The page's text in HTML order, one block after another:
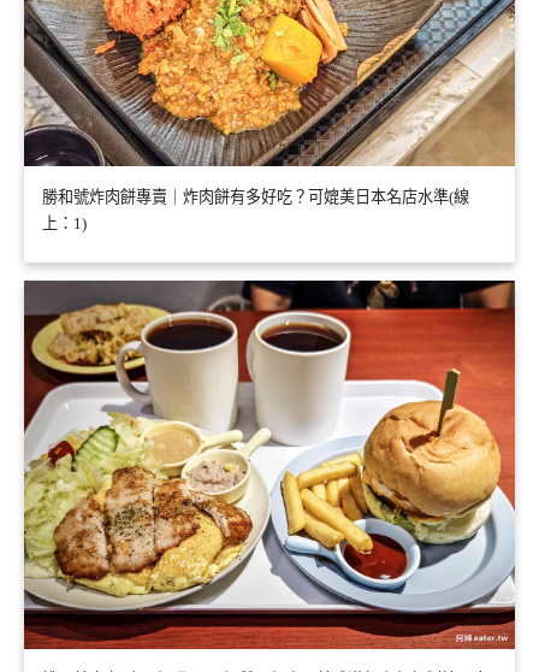
勝和號炸肉餅專賣｜炸肉餅有多好吃？可媲美日本名店水準(線
上：1)